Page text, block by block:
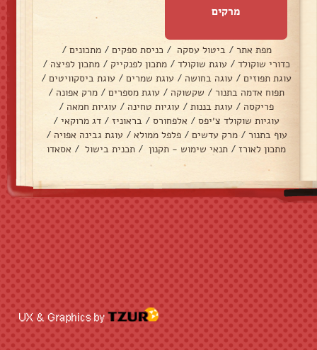
מרקים
מפת אתר / ביטול עסקה / כניסת ספקים / מתכונים /
כדורי שוקולד / עוגת שוקולד / מתכון לפנקייק / מתכון לפיצה /
עוגת תפוזים / עוגה בחושה / עוגת שמרים / עוגת ביסקוויטים /
תפוח אדמה בתנור / שקשוקה / עוגת מספרים / מרק אפונה /
פריקסה / עוגת בננות / עוגיות טחינה / עוגיות חמאה /
עוגיות שוקולד צ׳יפס / אלפחורס / בראוניז / דג מרוקאי /
עוף בתנור / מרק עדשים / פלפל ממולא / עוגת גבינה אפויה /
מתכון לאורז / תנאי שימוש - תקנון / תכנית בישול / אסאדו